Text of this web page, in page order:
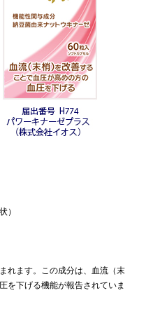
）
れます。この成分は、血流（末
を下げる機能が報告されていま